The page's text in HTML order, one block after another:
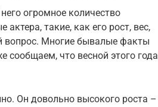
огромное количество
такие, как его рост, вес,
вопрос. Многие бывалые факты
сообщаем, что весной этого года
Он довольно высокого роста –